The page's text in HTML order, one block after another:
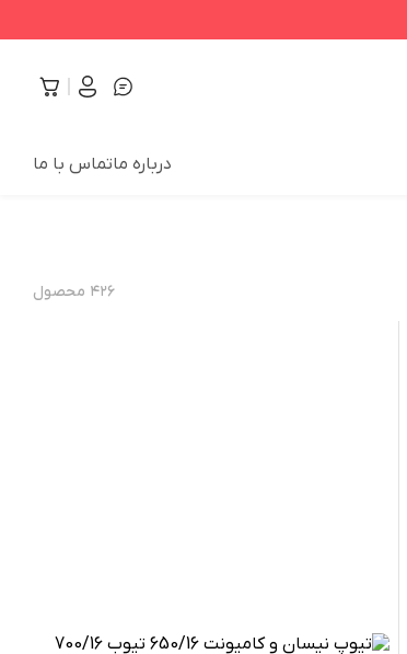
درباره ماتماس با ما
۴۲۶ محصول